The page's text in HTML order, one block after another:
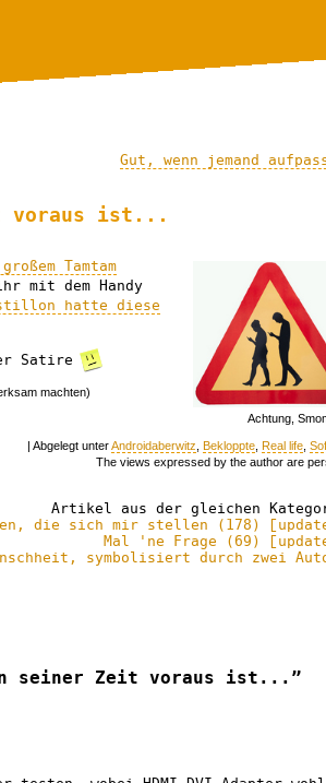
Gut, wenn jemand
voraus ist...
Achtung,
Tamtam
mit dem Handy
hatte diese
Satire
machten)
| Abgelegt unterAndroidaberwitz Bekloppte Real life
The views expressed by the author are
Artikel aus der gleichen
die sich mir stellen (178)
Mal 'ne Frage (69)
symbolisiert durch zwei
seiner Zeit voraus ist...”